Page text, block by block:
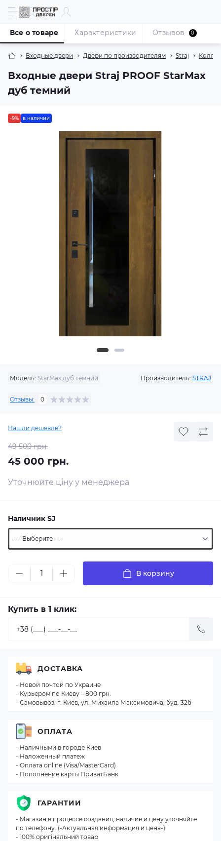
Входные двери Двери по производителям Straj
Входные двери Straj PROOF StarMax
дуб темний
Все о товаре Характеристики Отзывов 0
-9% в наличии
Модель: StarMax дуб темний Производитель: STRAJ
Отзывы: 0
Нашли дешевле?
49 500 грн.
45 000 грн.
Уточнюйте ціну у менеджера
Наличник SJ
В корзину
Купить в 1 клик:
ДОСТАВКА
- Новой почтой по Украине
- Курьером по Киеву – 800 грн.
- Самовывоз: г. Киев, ул. Михаила Максимовича, буд. 32б
ОПЛАТА
- Наличными в городе Киев
- Наложенный платеж
- Оплата online (Visa/MasterCard)
- Пополнение карты ПриватБанк
ГАРАНТИИ
- Магазин в процессе создания, наличие и цену уточняйте
по телефону. (-Актуальная информация и цена-)
- 100% оригінальний товар